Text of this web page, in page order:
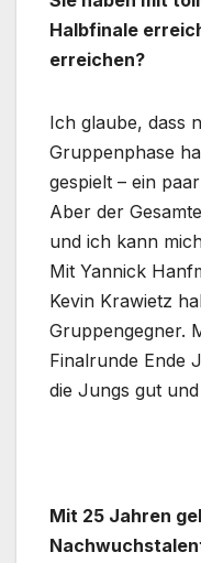
Halbfinale
erreichen?
Ich glaube, dass
Gruppenphase
gespielt – ein
Aber der
und ich kann
Mit Yannick
Kevin Krawietz
Gruppengegner.
Finalrunde Ende
die Jungs gut
Mit 25 Jahren